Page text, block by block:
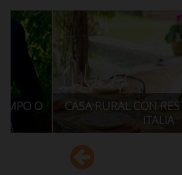
RESTAURANTE EN
SU